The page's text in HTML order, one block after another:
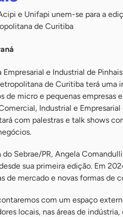
e Unifapi unem-se para a
de Curitiba
Empresarial e Industrial de
de Curitiba terá
de micro e pequenas empresas
Industrial e
com palestras e talk shows
Sebrae/PR, Angela
sua primeira edição. Em
de mercado e novas formas de
com um espaço
locais, nas áreas de